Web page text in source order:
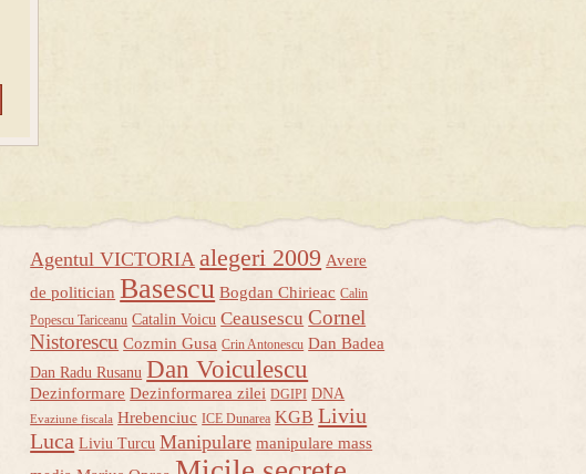
Agentul VICTORIA alegeri 2009 Avere
de politician Basescu Bogdan Chirieac Calin
Popescu Tariceanu Catalin Voicu Ceausescu Cornel
Nistorescu Cozmin Gusa Crin Antonescu Dan Badea
Dan Radu Rusanu Dan Voiculescu
Dezinformare Dezinformarea zilei DGIPI DNA
Evaziune fiscala Hrebenciuc ICE Dunarea KGB Liviu
Luca Liviu Turcu Manipulare manipulare mass